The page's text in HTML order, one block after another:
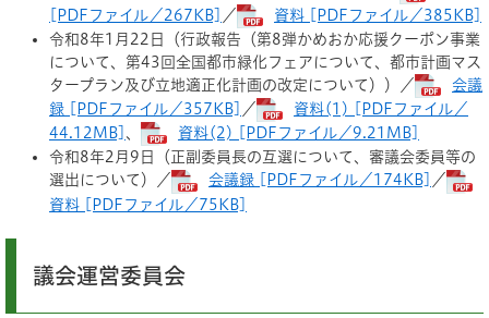
[PDFファイル／267KB]
／
資料 [PDFファイル／385KB]
令和8年1月22日（行政報告（第8弾かめおか応援クーポン事業
について、第43回全国都市緑化フェアについて、都市計画マス
タープラン及び立地適正化計画の改定について））／
会議
録 [PDFファイル／357KB]
／
資料(1) [PDFファイル／
44.12MB] 、
資料(2) [PDFファイル／9.21MB]
令和8年2月9日（正副委員長の互選について、審議会委員等の
選出について）／
会議録 [PDFファイル／174KB]
／
資料 [PDFファイル／75KB]
議会運営委員会